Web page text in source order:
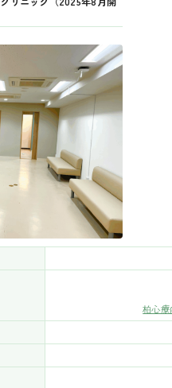
柏心